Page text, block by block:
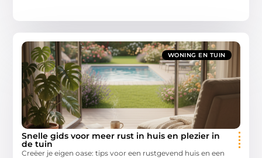
WONING EN TUIN
Snelle gids voor meer rust in huis en plezier in
de tuin
Creëer je eigen oase: tips voor een rustgevend huis en een